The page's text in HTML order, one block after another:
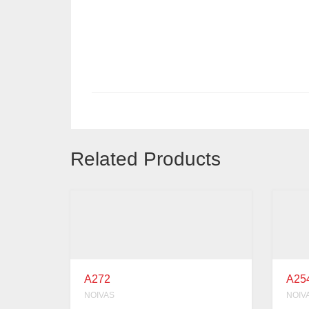
Related Products
A272
NOIVAS